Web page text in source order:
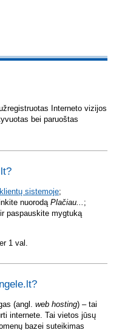
Interneto vizijos
bei paruoštas
klientų sistemoje;
nuorodąPlačiau... ;
paspauskite mygtuką
1 val.
(angl. web hosting) – tai
internete. Tai vietos jūsų
bazei suteikimas